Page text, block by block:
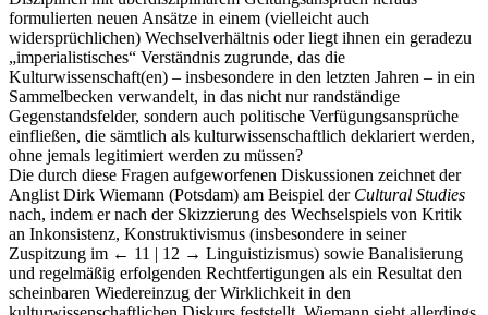
formulierten neuen Ansätze in einem (vielleicht auch
widersprüchlichen) Wechselverhältnis oder liegt ihnen ein geradezu
„imperialistisches“ Verständnis zugrunde, das die
Kulturwissenschaft(en) – insbesondere in den letzten Jahren – in ein
Sammelbecken verwandelt, in das nicht nur randständige
Gegenstandsfelder, sondern auch politische Verfügungsansprüche
einfließen, die sämtlich als kulturwissenschaftlich deklariert werden,
ohne jemals legitimiert werden zu müssen?
Die durch diese Fragen aufgeworfenen Diskussionen zeichnet der
Anglist Dirk Wiemann (Potsdam) am Beispiel der Cultural Studies
nach, indem er nach der Skizzierung des Wechselspiels von Kritik
an Inkonsistenz, Konstruktivismus (insbesondere in seiner
Zuspitzung im ← 11 | 12 → Linguistizismus) sowie Banalisierung
und regelmäßig erfolgenden Rechtfertigungen als ein Resultat den
scheinbaren Wiedereinzug der Wirklichkeit in den